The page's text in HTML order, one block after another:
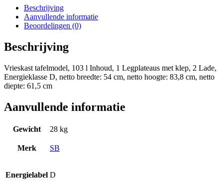
Beschrijving
Aanvullende informatie
Beoordelingen (0)
Beschrijving
Vrieskast tafelmodel, 103 l Inhoud, 1 Legplateaus met klep, 2 Lade,
Energieklasse D, netto breedte: 54 cm, netto hoogte: 83,8 cm, netto
diepte: 61,5 cm
Aanvullende informatie
Gewicht 28 kg
Merk SB
Energielabel D